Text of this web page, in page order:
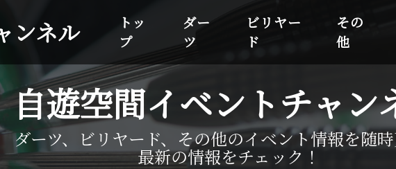
ンネル
トッ
プ
ダー
ツ
ビリヤー
ド
その
他
自遊空間イベントチャン
ダーツ、ビリヤード、その他のイベント情報を随時
最新の情報をチェック！